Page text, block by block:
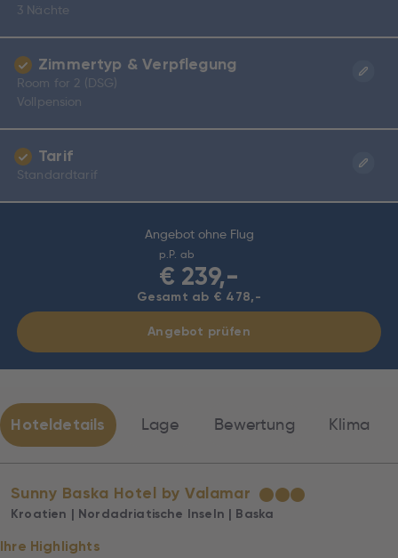
Angebot ohne Flug
p.P. ab
€ 239,-
Gesamt ab € 478,-
Angebot prüfen
3 Nächte
Zimmertyp & Verpflegung
Room for 2 (DSG)
Vollpension
Tarif
Standardtarif
Hoteldetails Lage Bewertung Klima
Sunny Baska Hotel by Valamar ★★★
Kroatien | Nordadriatische Inseln | Baska
Ihre Highlights